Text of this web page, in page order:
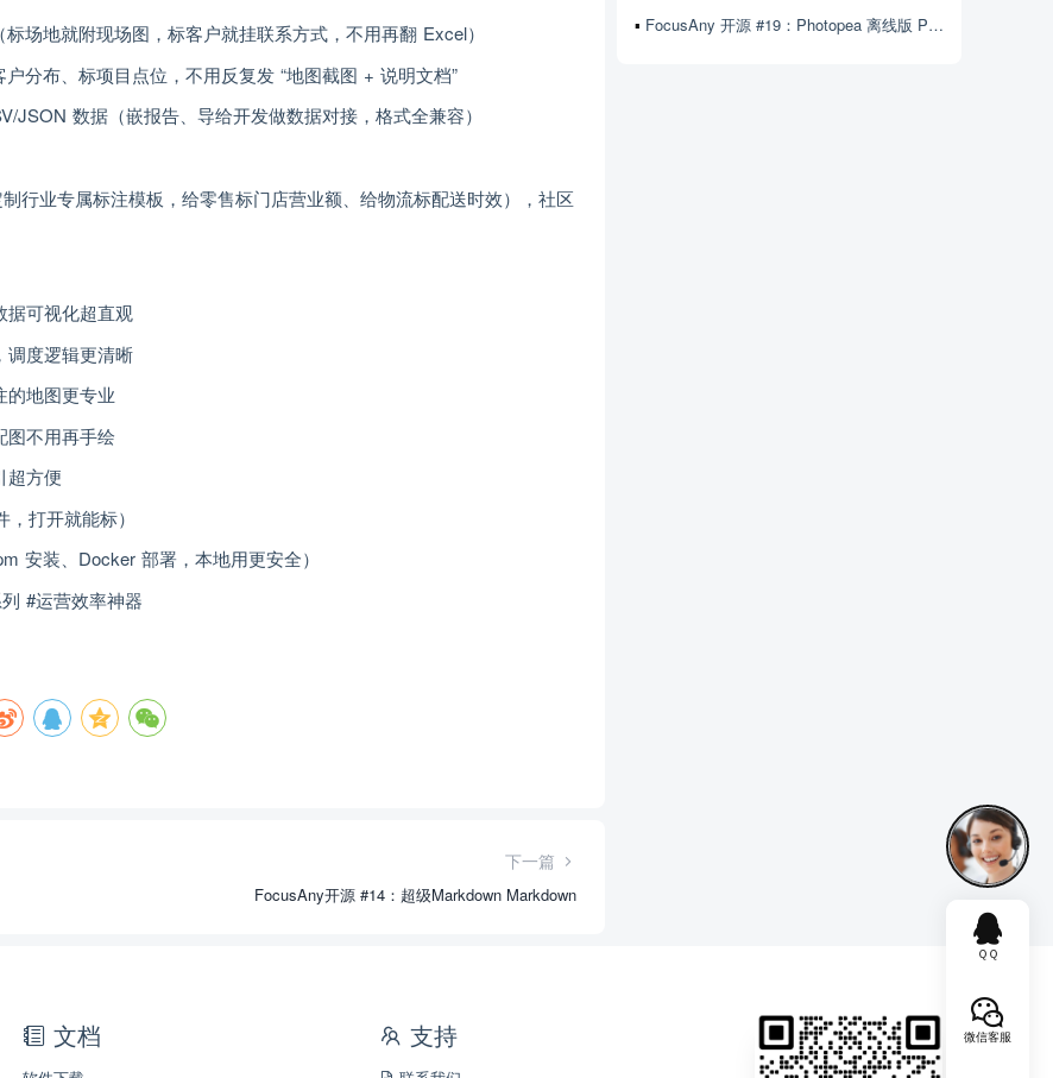
场地就附现场图，标客户就挂联系方式，不用再翻 Excel）
分布、标项目点位，不用反复发 “地图截图 + 说明文档”
数据（嵌报告、导给开发做数据对接，格式全兼容）
行业专属标注模板，给零售标门店营业额、给物流标配送时效），社区
可视化超直观
度逻辑更清晰
地图更专业
图不用再手绘
超方便
打开就能标）
安装、Docker 部署，本地用更安全）
#运营效率神器
下一篇
FocusAny开源 #14：超级Markdown Markdown
FocusAny 开源 #19：Photopea 离线版 Photopea
文档 支持
ＱＱ
微信客服